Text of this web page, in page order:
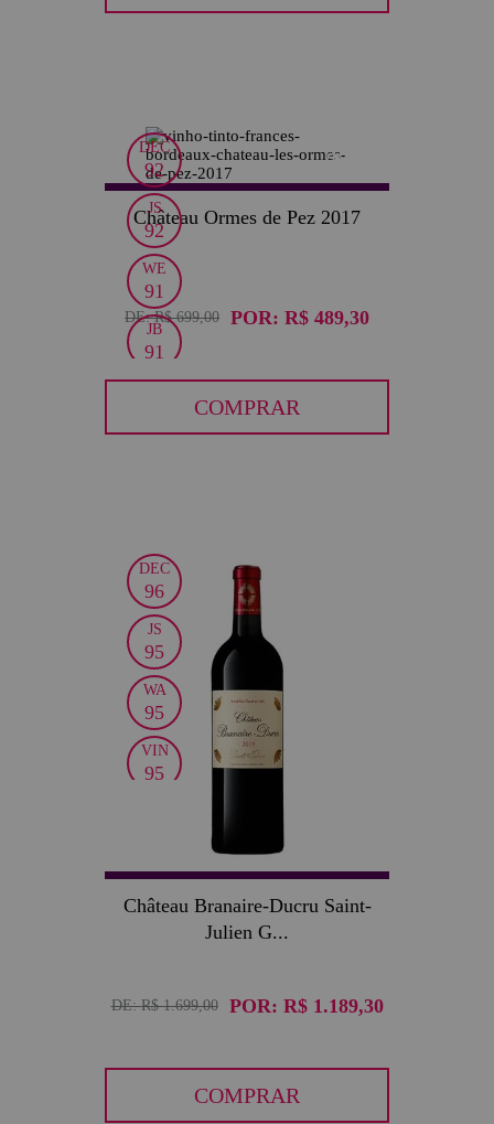
30
DEC
92
JS
92
WE
91
JB
91
Château Ormes de Pez 2017
DE:R$ 699,00 POR: R$ 489,30
COMPRAR
DEC
96
JS
95
WA
95
VIN
95
Château Branaire-Ducru Saint-
Julien G...
DE:R$ 1.699,00 POR: R$ 1.189,30
COMPRAR